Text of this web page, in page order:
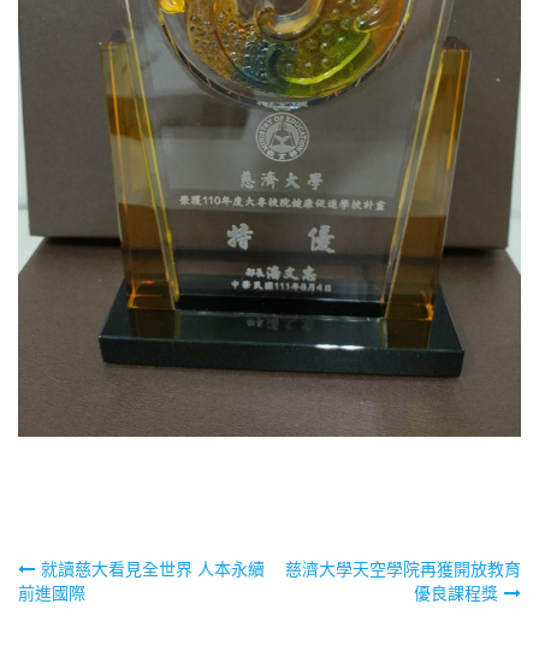
文就讀慈大看見全世界 人本永續
前進國際
慈濟大學天空學院再獲開放教育
優良課程獎